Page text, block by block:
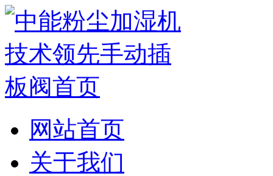
网站首页
关于我们